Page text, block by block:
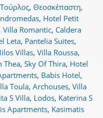
, Θεοσκέπαστη,
, Hotel Petit
, Villa Romantic, Caldera
Leta, Pantelia Suites,
Villas, Villa Roussa,
Thea, Sky Of Thira, Hotel
, Babis Hotel,
Toula, Archouses, Villa
S Villa, Lodos, Katerina S
Apartments, Kasimatis